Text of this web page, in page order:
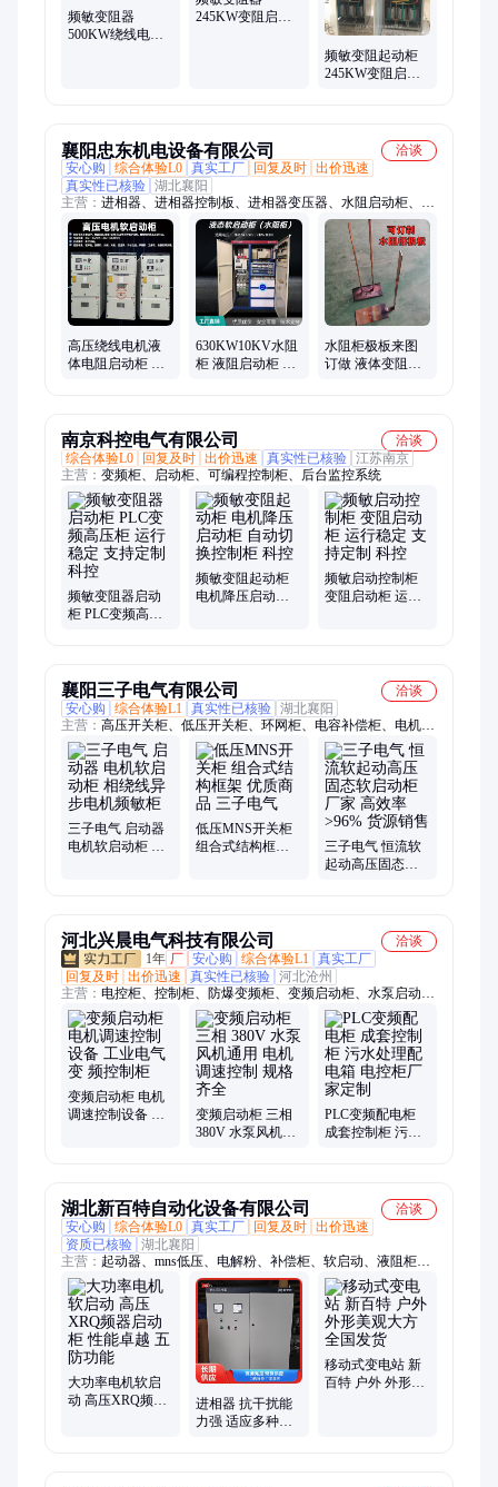
频敏变阻器
500KW绕线电机
245KW变阻启动
频敏变阻起动柜
245KW变阻启动
襄阳忠东机电设备有限公司
洽谈
安心购
综合体验L0 真实工厂 回复及时 出价迅速
真实性已核验 湖北襄阳
主营： 进相器、进相器控制板、进相器变压器、水阻启动柜、高
压电容补偿柜、高压固态软启动柜、同步电机励磁柜、高压软启
动柜、高压电抗启动柜、自耦降压启动柜、水阻柜电解粉、水阻
柜水箱、水阻柜极板、高压电机控制柜、高压电机运行柜、KP
可控硅、进相器电抗器、霍尔电流传感器
高压绕线电机液
体电阻启动柜 替
630KW10KV水阻
柜 液阻启动柜 水
水阻柜极板来图
订做 液体变阻器
南京科控电气有限公司
洽谈
综合体验L0
回复及时 出价迅速 真实性已核验 江苏南京
主营： 变频柜、启动柜、可编程控制柜、后台监控系统
频敏变阻器启动
柜 PLC变频高压
频敏变阻起动柜
电机降压启动柜
频敏启动控制柜
变阻启动柜 运行
襄阳三子电气有限公司
洽谈
安心购
综合体验L1 真实性已核验 湖北襄阳
主营： 高压开关柜、低压开关柜、环网柜、电容补偿柜、电机软
启动柜、成套配电柜等一系列电气控制柜
三子电气 启动器
电机软启动柜 相
低压MNS开关柜
组合式结构框架
三子电气 恒流软
起动高压固态软
河北兴晨电气科技有限公司
洽谈
1年 厂 安心购 综合体验L1
真实工厂
回复及时 出价迅速 真实性已核验 河北沧州
主营： 电控柜、控制柜、防爆变频柜、变频启动柜、水泵启动
柜、防爆配电柜、仪表动力配电柜、变频电控配电箱、低压配电
开关柜、动力开关配电箱
变频启动柜 电机
调速控制设备 工
变频启动柜 三相
380V 水泵风机通
PLC变频配电柜
成套控制柜 污水
湖北新百特自动化设备有限公司
洽谈
安心购
综合体验L0 真实工厂 回复及时 出价迅速
资质已核验 湖北襄阳
主营： 起动器、mns低压、电解粉、补偿柜、软启动、液阻柜、
开关柜、启动器、高压柜、启动柜、滤波柜、启动粉、水阻柜、
xdq低压、svg无功、软起动、电解液、进相器、电解质、电动
机、滤波器、新百特、智能环保、工作电压、专一定制
大功率电机软启
动 高压XRQ频器
进相器 抗干扰能
力强 适应多种环
移动式变电站 新
百特 户外 外形美